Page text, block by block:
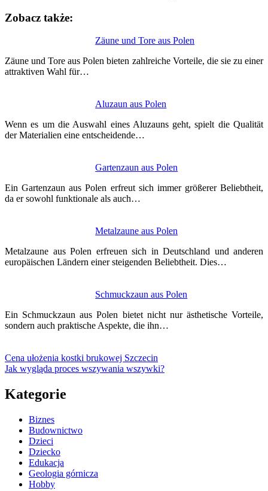
Zobacz także:
Zäune und Tore aus Polen
Zäune und Tore aus Polen bieten zahlreiche Vorteile, die sie zu einer
attraktiven Wahl für…
Aluzaun aus Polen
Wenn es um die Auswahl eines Aluzauns geht, spielt die Qualität
der Materialien eine entscheidende…
Gartenzaun aus Polen
Ein Gartenzaun aus Polen erfreut sich immer größerer Beliebtheit,
da er sowohl funktionale als auch…
Metalzaune aus Polen
Metalzaune aus Polen erfreuen sich in Deutschland und anderen
europäischen Ländern einer steigenden Beliebtheit. Dies…
Schmuckzaun aus Polen
Ein Schmuckzaun aus Polen bietet nicht nur ästhetische Vorteile,
sondern auch praktische Aspekte, die ihn…
wpisu
Cena ułożenia kostki brukowej Szczecin
Jak wygląda proces wszywania wszywki?
Kategorie
Biznes
Budownictwo
Dzieci
Dziecko
Edukacja
Geologia górnicza
Hobby